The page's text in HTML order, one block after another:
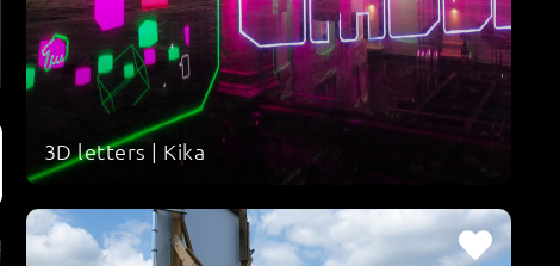
3D letters | Kika